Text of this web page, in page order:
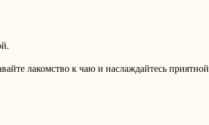
лакомство к чаю и наслаждайтесь приятной